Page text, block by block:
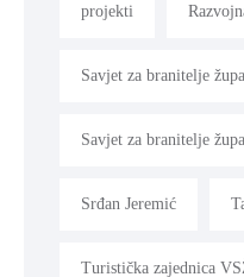
projekti
Savjet za branitelje
Savjet za branitelje
Srđan Jeremić
Turistička zajednica